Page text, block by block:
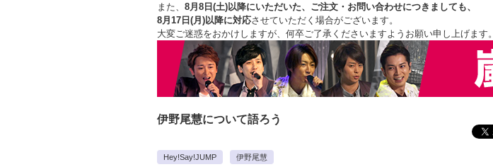
また、 8月8日(土)以降にいただいた、ご注文・ お問い合わせにつきましても、
8月17日(月)以降に対応させていただく場合がございます。
大変ご迷惑をおかけしますが、 何卒ご了承くださいますようお願い申し上げます。
伊野尾慧について語ろう
Hey!Say!JUMP 伊野尾慧